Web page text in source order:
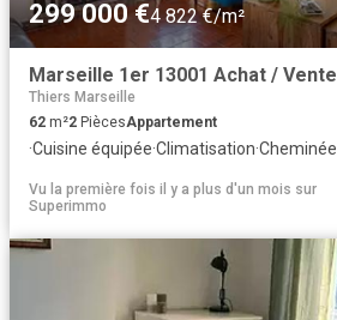
299 000 €4 822 €/m²
Thiers Marseille
62 m²2 PiècesAppartement
·Cuisine équipée·Climatisation·Cheminée
Vu la première fois il y a plus d'un mois sur
Superimmo